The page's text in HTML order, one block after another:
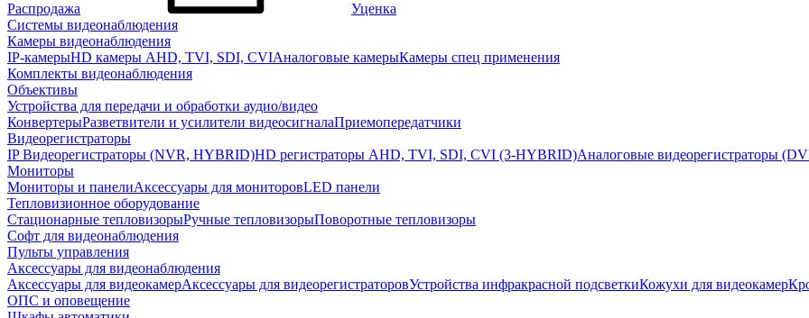
Распродажа
Уценка
Системы видеонаблюдения
Камеры видеонаблюдения
IP-камерыHD камеры AHD, TVI, SDI, CVIАналоговые камерыКамеры спец применения
Комплекты видеонаблюдения
Объективы
Устройства для передачи и обработки аудио/видео
КонвертерыРазветвители и усилители видеосигналаПриемопередатчики
Видеорегистраторы
IP Видеорегистраторы (NVR, HYBRID)HD регистраторы AHD, TVI, SDI, CVI (3-HYBRID)Аналоговые видеорегистраторы
Мониторы
Мониторы и панелиАксессуары для мониторовLED панели
Тепловизионное оборудование
Стационарные тепловизорыРучные тепловизорыПоворотные тепловизоры
Софт для видеонаблюдения
Пульты управления
Аксессуары для видеонаблюдения
Аксессуары для видеокамерАксессуары для видеорегистраторовУстройства инфракрасной подсветкиКожухи для видеокамер
ОПС и оповещение